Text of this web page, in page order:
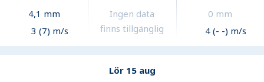
4,1 mm
3 (7) m/s
Ingen data
finns tillgänglig
0 mm
4 (- -) m/s
Lör 15 aug